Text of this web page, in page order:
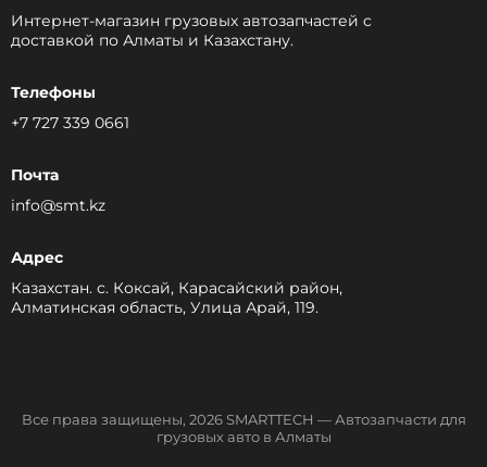
Интернет-магазин грузовых автозапчастей c
доставкой по Алматы и Казахстану.
Телефоны
+7 727 339 0661
Почта
info@smt.kz
Адрес
Казахстан. с. Коксай, Карасайский район,
Алматинская область, Улица Арай, 119.
Все права защищены, 2026 SMARTTECH — Автозапчасти для
грузовых авто в Алматы